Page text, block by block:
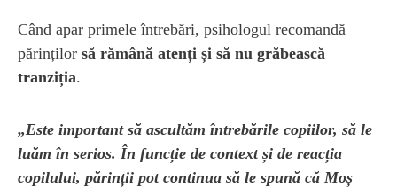
Când apar primele întrebări, psihologul recomandă
părinților să rămână atenți și să nu grăbească
tranziția.
„Este important să ascultăm întrebările copiilor, să le
luăm în serios. În funcție de context și de reacția
copilului, părinții pot continua să le spună că Moș